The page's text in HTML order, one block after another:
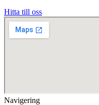
Hitta till oss
Navigering